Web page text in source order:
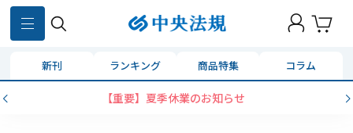
新刊 ランキング 商品特集 コラム
【重要】夏季休業のお知らせ